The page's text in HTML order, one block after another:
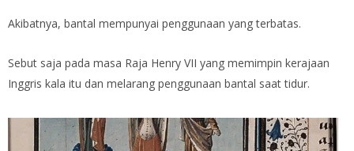
Akibatnya, bantal mempunyai penggunaan yang terbatas.
Sebut saja pada masa Raja Henry VII yang memimpin kerajaan
Inggris kala itu dan melarang penggunaan bantal saat tidur.